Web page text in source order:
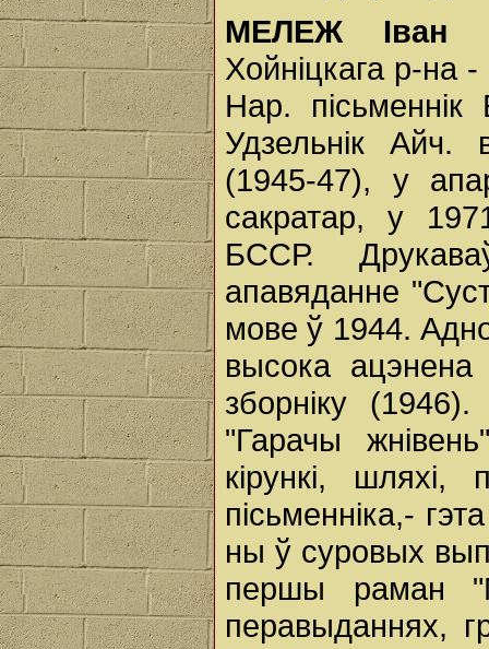
МЕЛЕЖ Іван
Хойніцкага р-на -
Нар.
Удзельнік
(1945-47), у
сакратар, у
БССР.
апавяданне
мове ў 1944.
высока
зборніку
"Гарачы
кірункі,
пісьменніка,-
ны ў суровых
першы раман
перавыданнях,